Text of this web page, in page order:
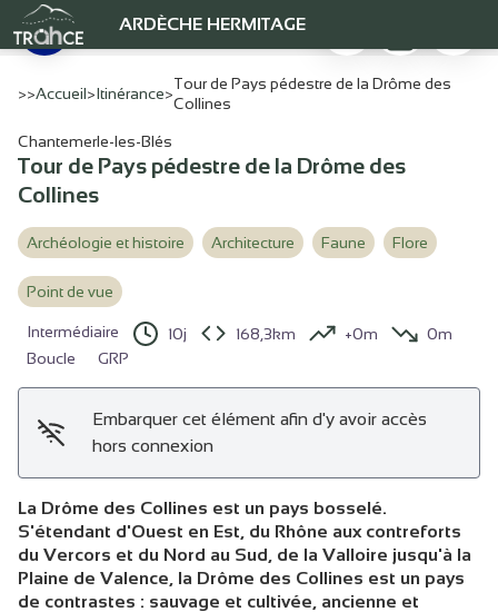
ARDÈCHE HERMITAGE
Tour de Pays pédestre de la Drôme des Collines
Voir l'image en plein écran
>>Accueil>Itinérance>
Tour de Pays pédestre de la Drôme des
Collines
Chantemerle-les-Blés
Tour de Pays pédestre de la Drôme des
Collines
Archéologie et histoire Architecture Faune Flore
Point de vue
Intermédiaire 10j 168,3km +0m
0m
Boucle
GRP
Embarquer cet élément afin d'y avoir accès
hors connexion
La Drôme des Collines est un pays bosselé.
S'étendant d'Ouest en Est, du Rhône aux contreforts
du Vercors et du Nord au Sud, de la Valloire jusqu'à la
Plaine de Valence, la Drôme des Collines est un pays
de contrastes : sauvage et cultivée, ancienne et